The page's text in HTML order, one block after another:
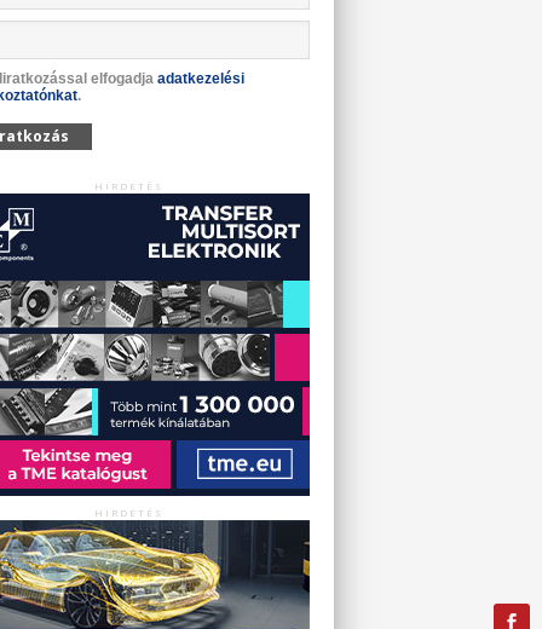
elfogadja adatkezelési
.
HIRDETÉS
HIRDETÉS